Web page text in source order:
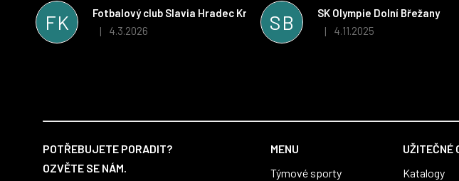
FK
Fotbalový club Slavia Hradec Králové z.s.
Hodnocení obchodu je 5 z 5 hvězdiček.
| 4.3.2026
oblečením jsme spokojeni, stejně tak s
komunikací a snahou řešit všechny záležitosti
velmi rychle a ke spokojenosti obou stran.
SB
SK Olympie Dolní Břežany
Hodnocení obchodu je 5 z 5
| 4.11.2025
vynikající a plně odpovídá potřebám
sportovního klubu!
POTŘEBUJETE PORADIT?
OZVĚTE SE NÁM.
MENU
Týmové sporty
UŽITEČNÉ
Katalogy